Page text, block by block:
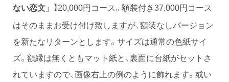
ない恋文」 】20,000円コース。額装付き37,000円コース
はそのままお受け付け致しますが、額装なしバージョン
を新たなリターンとします。サイズは通常の色紙サイ
ズ。額縁は無くともマット紙と、裏面に台紙がセットさ
れていますので、画像右上の例のように飾れます。或い